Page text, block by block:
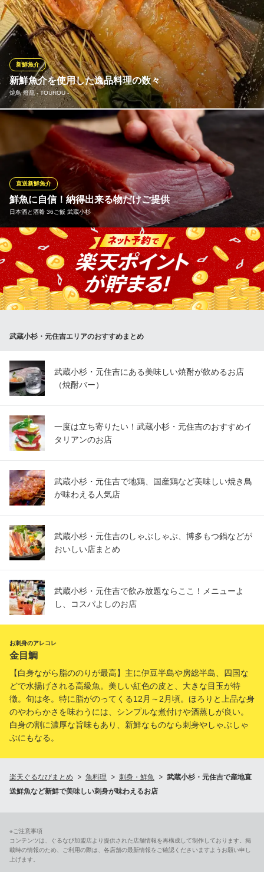
神奈川県川崎市中原区小杉町3-432 森ビル1F
毎日日替わり！その日の”うまいもん”をご提供！炭火で炙っても絶
品。元船内調理人の店長が自ら市場まで足を運んで仕入れた素材
は自信があります。新鮮な素材を使った魚河岸料理を「海鮮魚市
場居酒屋 喜良喰 武蔵小杉店」ならリーズナブルな価格で豪華にお
楽しみいただけます。
喜良喰 武蔵小杉店
武蔵小杉 海鮮居酒屋
ＪＲ武蔵小杉駅 徒歩3分
神奈川県川崎市中原区小杉町1-403 武蔵小杉タワープレイス２階
新鮮魚介を使用した逸品料理の数々
焼鳥 燈籠 ‐ TOUROU ‐
新鮮魚介
当店は毎日市場から新鮮な魚介を取り寄せてます！ 大海老の自家
製醤油漬け、生しらす刺し、焼き牡蠣、生牡蠣、あん肝ポン酢、
白子ポン酢や貝串などお食事としてもお酒のおつまみとしても楽
しめる逸品を多数取り揃えております。
焼鳥 燈籠 ‐ TOUROU ‐
焼鳥と貝鮮の居酒屋
ＪＲ南武線武蔵新城駅 徒歩4分
神奈川県川崎市中原区新城1-6-9 村松ビル1F
鮮魚に自信！納得出来る物だけご提供
日本酒と酒肴 36ご飯 武蔵小杉
直送新鮮魚介
「日本酒と酒肴 36ご飯 武蔵小杉」では、鮮魚に自信あり！納得出
来る物だけご提供しております。特に自慢は刺身！どかっと豪快
に盛られた鮮魚たちは「美しい！」の一言。仕入れによって変化
するので、季節のお魚をご堪能いただけます。
ＪＲ武蔵小杉駅北口 徒歩6分
武蔵小杉・元住吉エリアのおすすめまとめ
武蔵小杉・元住吉にある美味しい焼酎が飲めるお店
（焼酎バー）
一度は立ち寄りたい！武蔵小杉・元住吉のおすすめイ
タリアンのお店
武蔵小杉・元住吉で地鶏、国産鶏など美味しい焼き鳥
が味わえる人気店
武蔵小杉・元住吉のしゃぶしゃぶ、博多もつ鍋などが
おいしい店まとめ
武蔵小杉・元住吉で飲み放題ならここ！メニューよ
し、コスパよしのお店
お刺身のアレコレ
金目鯛
【白身ながら脂ののりが最高】主に伊豆半島や房総半島、四国な
どで水揚げされる高級魚。美しい紅色の皮と、大きな目玉が特
徴。旬は冬。特に脂がのってくる12月～2月頃。ほろりと上品な身
のやわらかさを味わうには、シンプルな煮付けや酒蒸しが良い。
白身の割に濃厚な旨味もあり、新鮮なものなら刺身やしゃぶしゃ
ぶにもなる。
楽天ぐるなびまとめ 魚料理 刺身・鮮魚
武蔵小杉・元住吉で産地直
送鮮魚など新鮮で美味しい刺身が味わえるお店
※ご注意事項
コンテンツは、ぐるなび加盟店より提供された店舗情報を再構成して制作しております。掲
載時の情報のため、ご利用の際は、各店舗の最新情報をご確認くださいますようお願い申し
上げます。